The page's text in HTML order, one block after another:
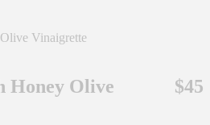
Honey Olive
$45